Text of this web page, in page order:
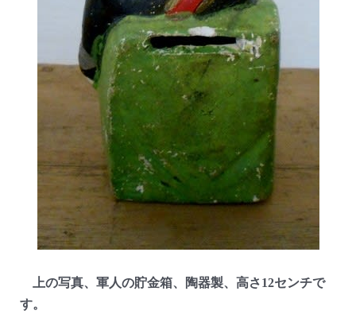
上の写真、軍人の貯金箱、陶器製、高さ12センチで
す。